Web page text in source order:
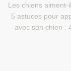
Les chiens aiment-
5 astuces pour
avec son chien :